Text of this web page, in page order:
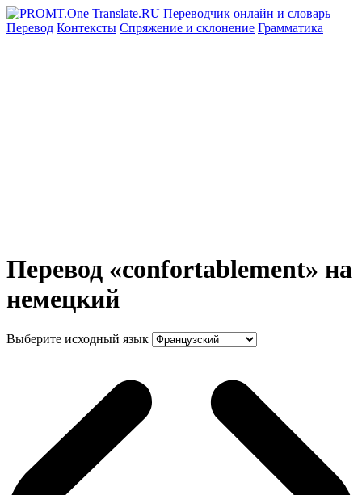
Перевод Контексты Спряжение и склонение Грамматика
Перевод «confortablement» на
немецкий
Выберите исходный язык